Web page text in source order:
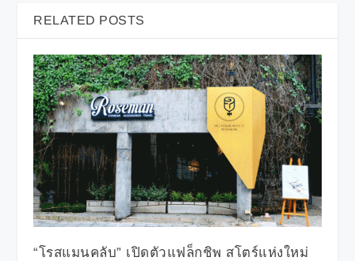
RELATED POSTS
“โรสแมนคลับ” เปิดตัวแฟล็กชิพ สโตร์แห่งใหม่